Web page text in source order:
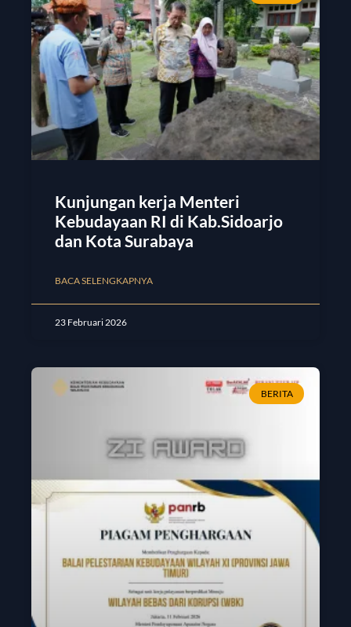
Kunjungan kerja Menteri
Kebudayaan RI di Kab.Sidoarjo
dan Kota Surabaya
BACA SELENGKAPNYA
23 Februari 2026
BERITA